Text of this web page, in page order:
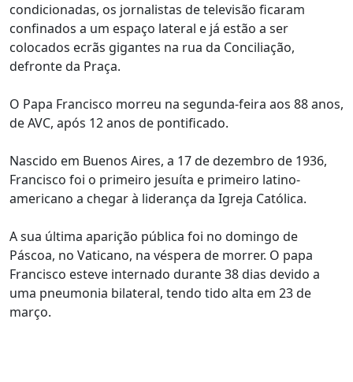
condicionadas, os jornalistas de televisão ficaram
confinados a um espaço lateral e já estão a ser
colocados ecrãs gigantes na rua da Conciliação,
defronte da Praça.
O Papa Francisco morreu na segunda-feira aos 88 anos,
de AVC, após 12 anos de pontificado.
Nascido em Buenos Aires, a 17 de dezembro de 1936,
Francisco foi o primeiro jesuíta e primeiro latino-
americano a chegar à liderança da Igreja Católica.
A sua última aparição pública foi no domingo de
Páscoa, no Vaticano, na véspera de morrer. O papa
Francisco esteve internado durante 38 dias devido a
uma pneumonia bilateral, tendo tido alta em 23 de
março.